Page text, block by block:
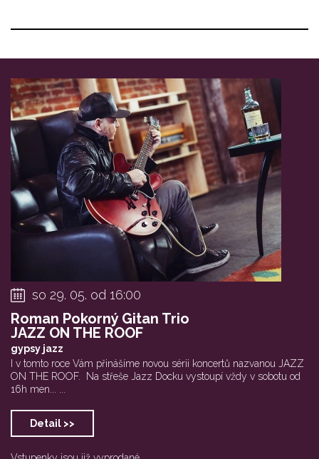
so 29. 05. od 16:00
Roman Pokorný Gitan Trio
JAZZ ON THE ROOF
gypsy jazz
I v tomto roce Vám přinášíme novou sérii koncertů nazvanou JAZZ
ON THE ROOF. Na střeše Jazz Docku vystoupí vždy v sobotu od
16h men... ...
Detail >>